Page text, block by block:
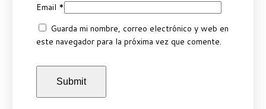
Email *
Guarda mi nombre, correo electrónico y web en
este navegador para la próxima vez que comente.